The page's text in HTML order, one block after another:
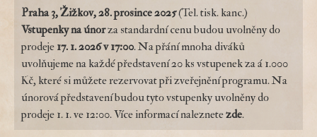
Praha 3, Žižkov, 28. prosince 2025(Tel. tisk. kanc.)
Vstupenky naúnorza standardní cenu budou uvolněny do
prodeje 17. 1. 2026 v 17:00. Na přání mnoha diváků
uvolňujeme na každé představení 20 ks vstupenek za á 1.000
Kč, které si můžete rezervovat při zveřejnění programu. Na
únorová představení budou tyto vstupenky uvolněny do
prodeje 1. 1. ve 12:00. Více informací naleznetezde.